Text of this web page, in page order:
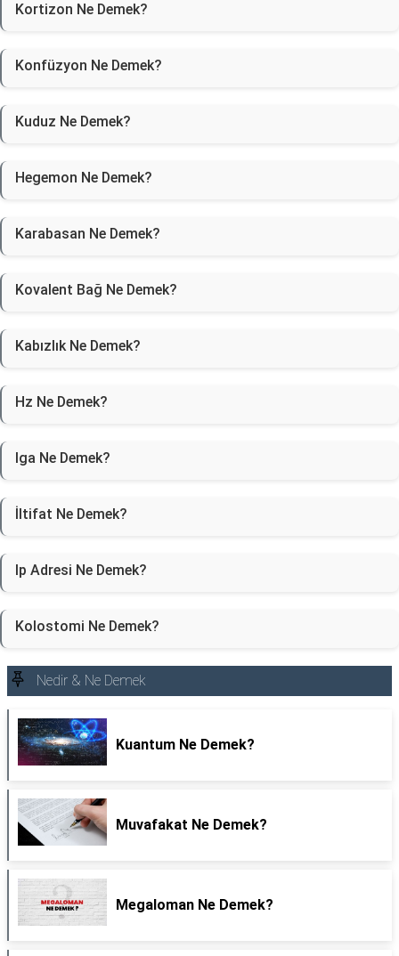
Kortizon Ne Demek?
Konfüzyon Ne Demek?
Kuduz Ne Demek?
Hegemon Ne Demek?
Karabasan Ne Demek?
Kovalent Bağ Ne Demek?
Kabızlık Ne Demek?
Hz Ne Demek?
Iga Ne Demek?
İltifat Ne Demek?
Ip Adresi Ne Demek?
Kolostomi Ne Demek?
Nedir & Ne Demek
Kuantum Ne Demek?
Muvafakat Ne Demek?
Megaloman Ne Demek?